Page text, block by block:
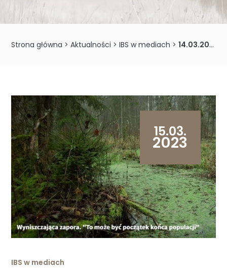
Strona główna >Aktualności >IBS w mediach >14.03.2023 – Wpływ zapory granicznej na przyrodę
15.03.
2023
IBS w mediach